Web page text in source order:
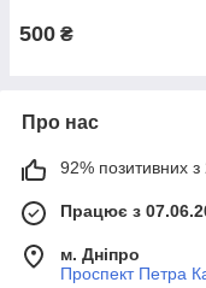
500 ₴
Про нас
92% позитивних з
Працює з
м. Дніпро
Проспект Петра